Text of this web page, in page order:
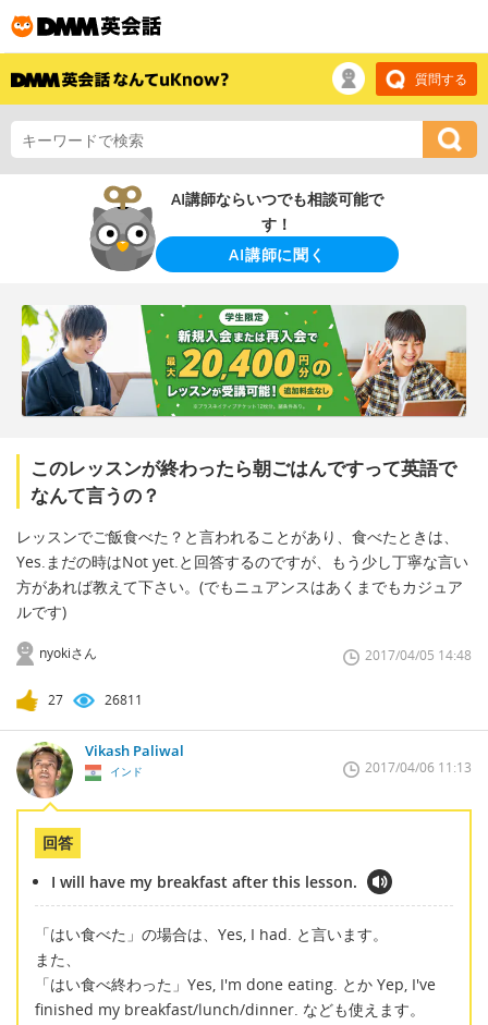
質問する
AI講師ならいつでも相談可能で
す！
AI講師に聞く
このレッスンが終わったら朝ごはんですって英語で
なんて言うの？
レッスンでご飯食べた？と言われることがあり、食べたときは、
Yes.まだの時はNot yet.と回答するのですが、もう少し丁寧な言い
方があれば教えて下さい。(でもニュアンスはあくまでもカジュア
ルです)
nyokiさん 2017/04/05 14:48
27 26811
Vikash Paliwal
インド 2017/04/06 11:13
回答
I will have my breakfast after this lesson.
「はい食べた」の場合は、Yes, I had. と言います。
また、
「はい食べ終わった」Yes, I'm done eating. とか Yep, I've
finished my breakfast/lunch/dinner. なども使えます。